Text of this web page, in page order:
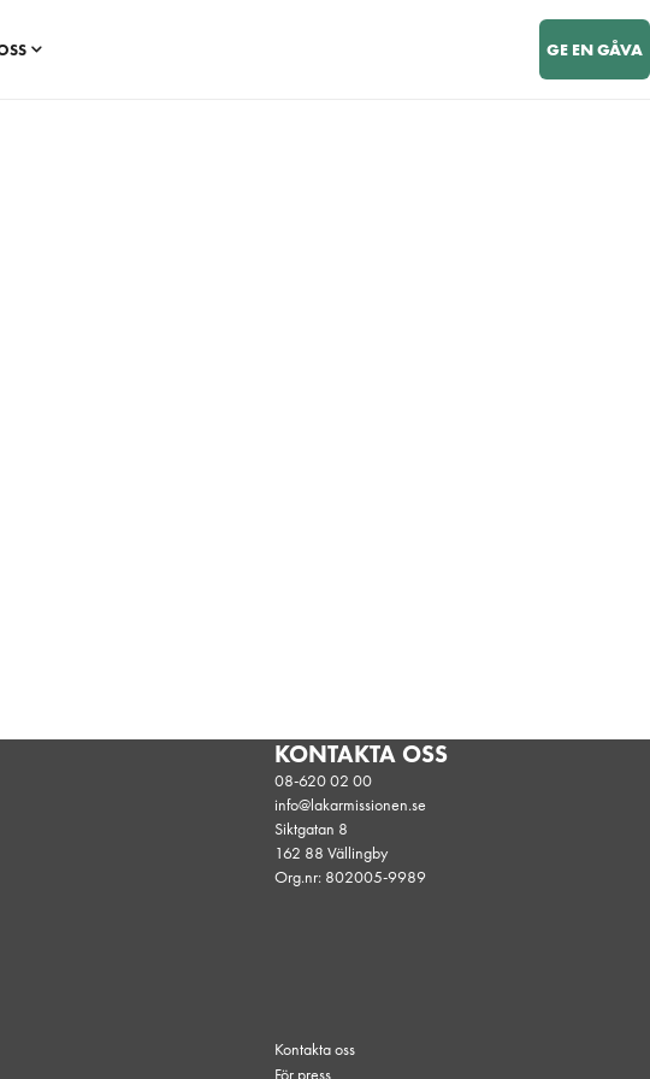
GE EN GÅVA
KONTAKTA OSS
08-620 02 00
info@lakarmissionen.se
Siktgatan 8
162 88 Vällingby
Org.nr: 802005-9989
Kontakta oss
För press